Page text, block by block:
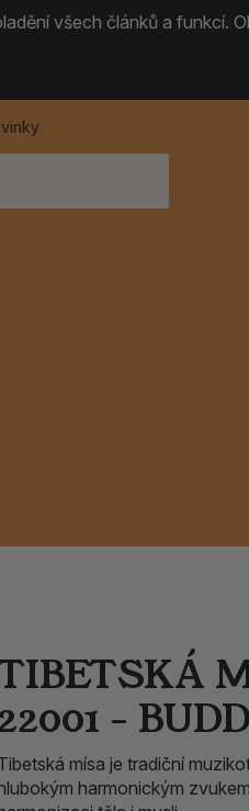
všech článků a funkcí.
lucerny
-
mísa je tradiční
harmonickým